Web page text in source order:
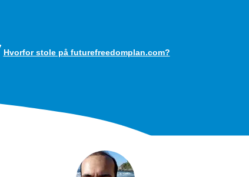
Hvorfor stole på futurefreedomplan.com?